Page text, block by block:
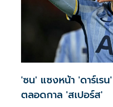
'ซน' แซงหน้า 'ดาร์เร
ตลอดกาล 'สเปอร์ส'